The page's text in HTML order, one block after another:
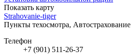
Показать карту
Strahovanie-tiger
Пункты техосмотра, Автострахование
Телефон
+7 (901) 511-26-37